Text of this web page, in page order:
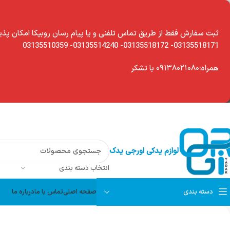
modal-check
ثبت سفارش فقط از طریق تماس تلفنی و یا پیام رسان روبیکا امکان
03135518171- 03135518172- 03135514240- 03135510359
همراه:۰۹۱۳۸۰۲۱۰۸۰ با تشکر
لوازم یدکی اورجی یدک
انتخاب دسته بندی
دسته بندی صفحه اصلیتماس با مادرباره ما